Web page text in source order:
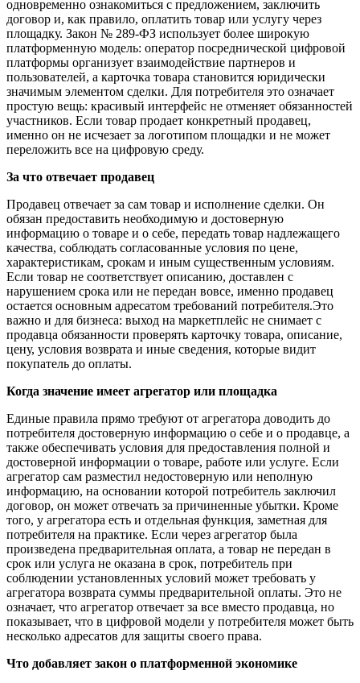
одновременно ознакомиться с предложением, заключить
договор и, как правило, оплатить товар или услугу через
площадку. Закон № 289-ФЗ использует более широкую
платформенную модель: оператор посреднической цифровой
платформы организует взаимодействие партнеров и
пользователей, а карточка товара становится юридически
значимым элементом сделки. Для потребителя это означает
простую вещь: красивый интерфейс не отменяет обязанностей
участников. Если товар продает конкретный продавец,
именно он не исчезает за логотипом площадки и не может
переложить все на цифровую среду.
За что отвечает продавец
Продавец отвечает за сам товар и исполнение сделки. Он
обязан предоставить необходимую и достоверную
информацию о товаре и о себе, передать товар надлежащего
качества, соблюдать согласованные условия по цене,
характеристикам, срокам и иным существенным условиям.
Если товар не соответствует описанию, доставлен с
нарушением срока или не передан вовсе, именно продавец
остается основным адресатом требований потребителя.Это
важно и для бизнеса: выход на маркетплейс не снимает с
продавца обязанности проверять карточку товара, описание,
цену, условия возврата и иные сведения, которые видит
покупатель до оплаты.
Когда значение имеет агрегатор или площадка
Единые правила прямо требуют от агрегатора доводить до
потребителя достоверную информацию о себе и о продавце, а
также обеспечивать условия для предоставления полной и
достоверной информации о товаре, работе или услуге. Если
агрегатор сам разместил недостоверную или неполную
информацию, на основании которой потребитель заключил
договор, он может отвечать за причиненные убытки. Кроме
того, у агрегатора есть и отдельная функция, заметная для
потребителя на практике. Если через агрегатор была
произведена предварительная оплата, а товар не передан в
срок или услуга не оказана в срок, потребитель при
соблюдении установленных условий может требовать у
агрегатора возврата суммы предварительной оплаты. Это не
означает, что агрегатор отвечает за все вместо продавца, но
показывает, что в цифровой модели у потребителя может быть
несколько адресатов для защиты своего права.
Что добавляет закон о платформенной экономике